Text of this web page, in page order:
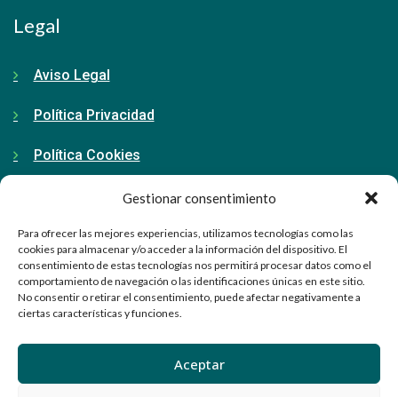
Gestionar consentimiento
Para ofrecer las mejores experiencias, utilizamos tecnologías como las
cookies para almacenar y/o acceder a la información del dispositivo. El
consentimiento de estas tecnologías nos permitirá procesar datos como el
comportamiento de navegación o las identificaciones únicas en este sitio.
No consentir o retirar el consentimiento, puede afectar negativamente a
ciertas características y funciones.
Aceptar
Legal
Aviso Legal
Política Privacidad
Política Cookies
Contacto
91 798 71 15
info@ellabrador.es